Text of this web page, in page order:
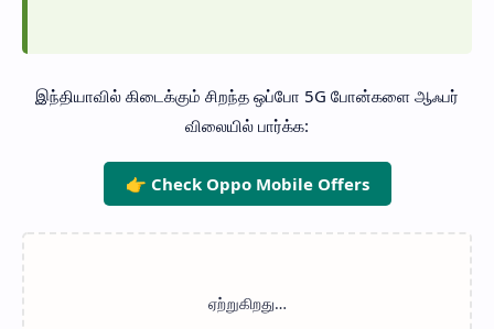
இந்தியாவில் கிடைக்கும் சிறந்த ஒப்போ 5G போன்களை ஆஃபர்
விலையில் பார்க்க:
👉 Check Oppo Mobile Offers